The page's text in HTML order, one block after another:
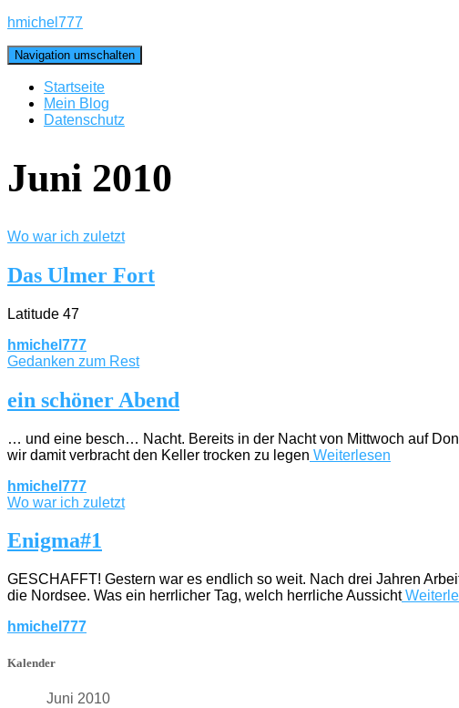
hmichel777
Navigation umschalten
Startseite
Mein Blog
Datenschutz
Juni 2010
Wo war ich zuletzt
Das Ulmer Fort
Latitude 47
hmichel777
Gedanken zum Rest
ein schöner Abend
… und eine besch… Nacht. Bereits in der Nacht von Mittwoch auf
wir damit verbracht den Keller trocken zu legen Weiterlesen
hmichel777
Wo war ich zuletzt
Enigma#1
GESCHAFFT! Gestern war es endlich so weit. Nach drei Jahren
die Nordsee. Was ein herrlicher Tag, welch herrliche Aussicht
hmichel777
Kalender
Juni 2010